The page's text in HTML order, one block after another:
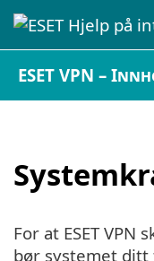
ESET VPN –
For at ESET
bør systemet